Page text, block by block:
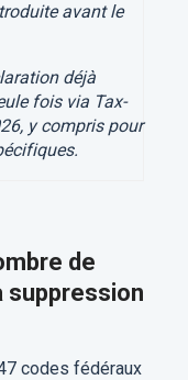
avant le
déjà
fois via Tax-
y compris pour
de
suppression
codes fédéraux